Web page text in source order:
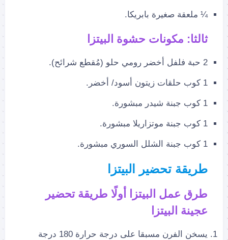
¼ ملعقة صغيرة بابريكا.
ثالثا: مكونات حشوة البيتزا
2 حبة فلفل أخضر رومي حلو (مُقطع شرائح).
1 كوب حلقات زيتون أسود/ أخضر.
1 كوب جبنة شيدر مبشورة.
1 كوب جبنة موتزاريلا مبشورة.
1 كوب جبنة الشلل السوري مبشورة.
طريقة تحضير البيتزا
طرق عمل البيتزا أولًا طريقة تحضير
عجينة البيتزا
يسخن الفرن مسبقا على درجة حرارة 180 درجة